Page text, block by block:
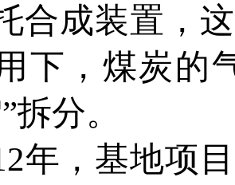
合成装置，
下，煤炭的
拆分。
，基地项目